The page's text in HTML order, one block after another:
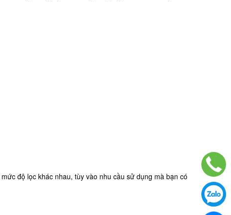
độ lọc khác nhau, tùy vào nhu cầu sử dụng mà bạn có